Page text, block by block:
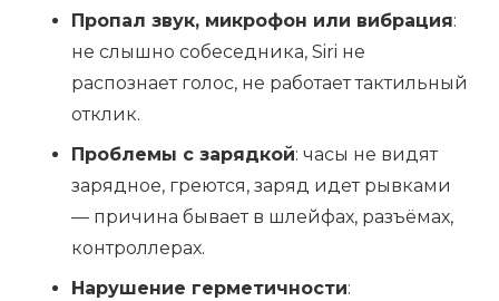
Пропал звук, микрофон или вибрация:
не слышно собеседника, Siri не
распознает голос, не работает тактильный
отклик.
Проблемы с зарядкой: часы не видят
зарядное, греются, заряд идет рывками
— причина бывает в шлейфах, разъёмах,
контроллерах.
Нарушение герметичности: